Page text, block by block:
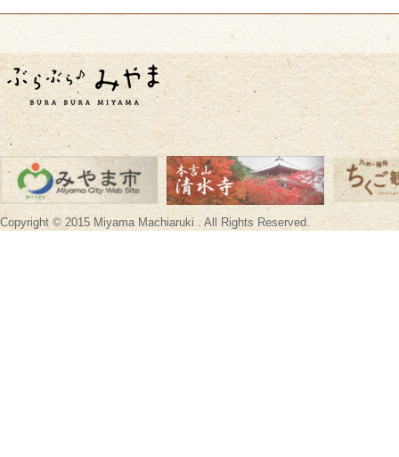
Copyright © 2015 Miyama Machiaruki . All Rights Reserved.